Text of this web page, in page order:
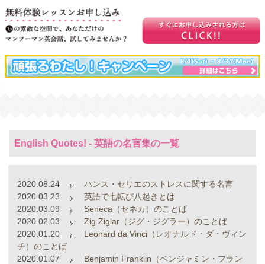
English Quotes! - 英語の名言集の一覧
2020.08.24
ハンス・セリエのストレスに関する名言
2020.03.23
英語で七転び八起きとは
2020.03.09
Seneca（セネカ）のことば
2020.02.03
Zig Ziglar（ジグ・ジグラー）のことば
2020.01.20
Leonard da Vinci（レオナルド・ダ・ヴィン
チ）のことば
2020.01.07
Benjamin Franklin（ベンジャミン・フラン